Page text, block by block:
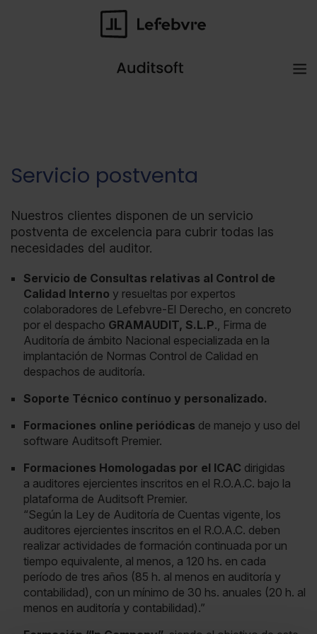
Servicio postventa
Nuestros clientes disponen de un servicio
postventa de excelencia para cubrir todas las
necesidades del auditor.
Servicio de Consultas relativas al Control de
Calidad Interno y resueltas por expertos
colaboradores de Lefebvre-El Derecho, en concreto
por el despacho GRAMAUDIT, S.L.P., Firma de
Auditoría de ámbito Nacional especializada en la
implantación de Normas Control de Calidad en
despachos de auditoría.
Soporte Técnico contínuo y personalizado.
Formaciones online periódicas de manejo y uso del
software Auditsoft Premier.
Formaciones Homologadas por el ICAC dirigidas
a auditores ejercientes inscritos en el R.O.A.C. bajo la
plataforma de Auditsoft Premier.
“Según la Ley de Auditoría de Cuentas vigente, los
auditores ejercientes inscritos en el R.O.A.C. deben
realizar actividades de formación continuada por un
tiempo equivalente, al menos, a 120 hs. en cada
período de tres años (85 h. al menos en auditoría y
contabilidad), con un mínimo de 30 hs. anuales (20 h. al
menos en auditoría y contabilidad).”